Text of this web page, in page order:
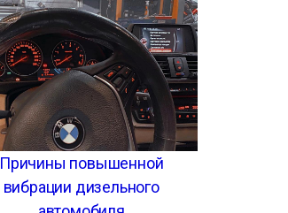
Причины повышенной
вибрации дизельного